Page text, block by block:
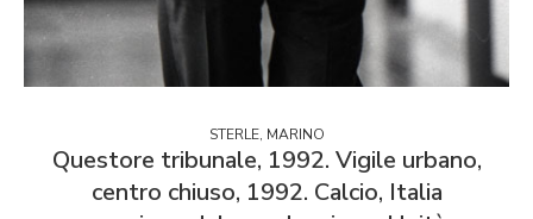
STERLE, MARINO
Questore tribunale, 1992. Vigile urbano,
centro chiuso, 1992. Calcio, Italia